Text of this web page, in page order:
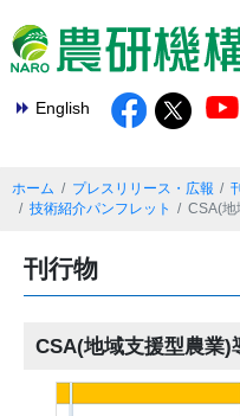
English
ホーム プレスリリース・広報
技術紹介パンフレット
CSA(地
刊行物
CSA(地域支援型農業)